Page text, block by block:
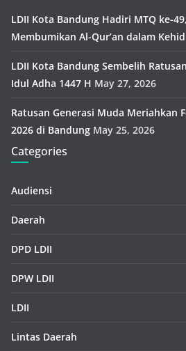
LDII Kota Bandung Hadiri MTQ ke-
Membumikan Al-Qur’an dalam
LDII Kota Bandung Sembelih
Idul Adha 1447 H May 27, 2026
Ratusan Generasi Muda Meriahkan
2026 di Bandung May 25, 2026
Categories
Audiensi
Daerah
DPD LDII
DPW LDII
LDII
Lintas Daerah